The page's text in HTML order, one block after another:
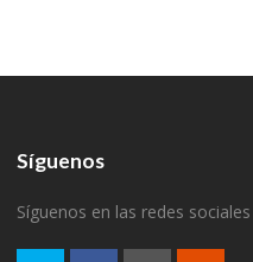
Síguenos
Síguenos en las redes sociales